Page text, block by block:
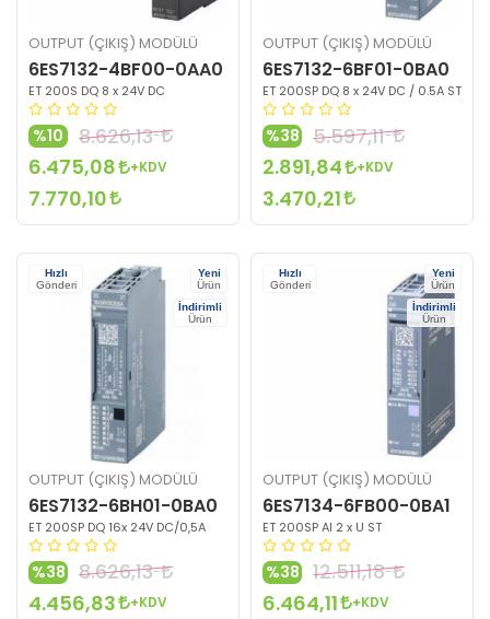
OUTPUT (ÇIKIŞ) MODÜLÜ
6ES7132-4BF00-0AA0
ET 200S DQ 8 x 24V DC
%10
8.626,13
6.475,08
+KDV
7.770,10
OUTPUT (ÇIKIŞ) MODÜLÜ
6ES7132-6BF01-0BA0
ET 200SP DQ 8 x 24V DC / 0.5A ST
%38
5.597,11
2.891,84
+KDV
3.470,21
Hızlı
Gönderi
Yeni
Ürün
İndirimli
Ürün
OUTPUT (ÇIKIŞ) MODÜLÜ
6ES7132-6BH01-0BA0
ET 200SP DQ 16x 24V DC/0,5A
%38
8.626,13
4.456,83
+KDV
Hızlı
Gönderi
Yeni
Ürün
İndirimli
Ürün
OUTPUT (ÇIKIŞ) MODÜLÜ
6ES7134-6FB00-0BA1
ET 200SP AI 2 x U ST
%38
12.511,18
6.464,11
+KDV